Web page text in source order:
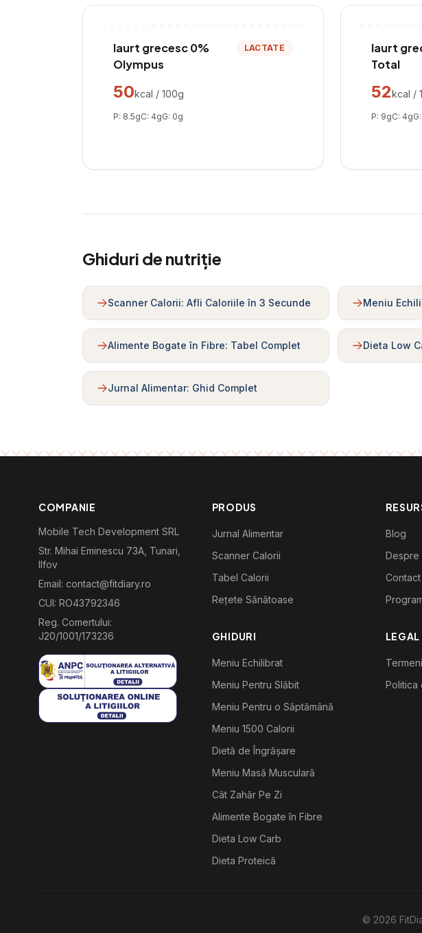
Iaurt grecesc 0%
Olympus
LACTATE
50kcal / 100g
P: 8.5gC: 4gG: 0g
Iaurt
Total
52kcal /
P: 9gC: 4gG:
Ghiduri de nutriție
Scanner Calorii: Afli Caloriile în 3 Secunde Meniu
Alimente Bogate în Fibre: Tabel Complet Dieta Low
Jurnal Alimentar: Ghid Complet
COMPANIE
Mobile Tech Development SRL
Str. Mihai Eminescu 73A, Tunari,
Ilfov
Email: contact@fitdiary.ro
CUI: RO43792346
Reg. Comertului:
J20/1001/173236
PRODUS
Jurnal Alimentar
Scanner Calorii
Tabel Calorii
Rețete Sănătoase
GHIDURI
Meniu Echilibrat
Meniu Pentru Slăbit
Meniu Pentru o Săptămână
Meniu 1500 Calorii
Dietă de Îngrășare
Meniu Masă Musculară
Cât Zahăr Pe Zi
Alimente Bogate în Fibre
Dieta Low Carb
Dieta Proteică
Blog
Despre
Contact
LEGAL
Politica
© 2026